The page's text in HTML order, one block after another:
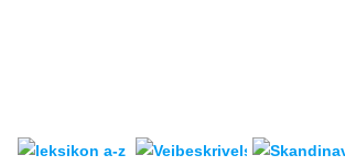
Skandinavia leksikon